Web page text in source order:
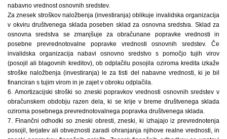
nabavno vrednost osnovnih sredstev.
Za znesek stroškov naložbenja (investiranja) oblikuje invalidska organizacija
v okviru društvenega sklada poseben sklad za osnovna sredstva. Sklad za
osnovna sredstva se zmanjšuje za obračunane popravke vrednosti in
posebne prevrednotovalne popravke vrednosti osnovnih sredstev. Če
invalidska organizacija nabavi osnovno sredstvo s pomočjo tujih virov
(posojil ali blagovnih kreditov), ob odplačilu posojila oziroma kredita izkaže
stroške naložbenja (investiranja) le za tisti del nabavne vrednosti, ki je bil
financiran s tujim virom in je zajet v obroku odplačila.
6. Amortizacijski stroški so zneski popravkov vrednosti osnovnih sredstev v
obračunskem obdobju razen dela, ki se krije v breme društvenega sklada
oziroma posebnega prevrednotovalnega popravka društvenega sklada.
7. Finančni odhodki so zneski obresti, zneski, ki izhajajo iz prevrednotenja
posojil, terjatev ali obveznosti zaradi ohranjanja njihove realne vrednosti, in